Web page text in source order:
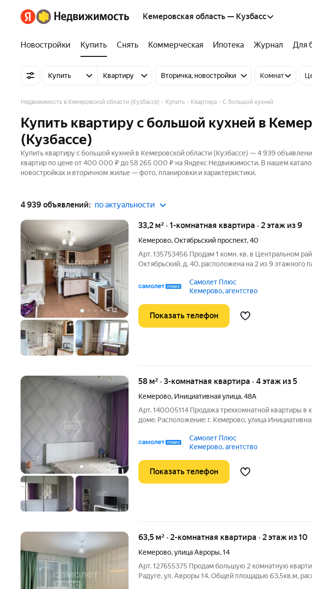
Кемеровская область — Кузбасс
Новостройки Купить Снять Коммерческая Ипотека Журнал Для
Купить Квартиру Вторичка, новостройки Комнат
Недвижимость в Кемеровской области (Кузбассе) Купить Квартира С большой кухней
Купить квартиру с большой кухней в
(Кузбассе)
Купить квартиру с большой кухней в Кемеровской области (Кузбассе) — 4 939
квартир по цене от 400 000 ₽ до 58 265 000 ₽ на Яндекс Недвижимости. В нашем
новостройках и вторичном жилье — фото, планировки и характеристики.
4 939 объявлений: по актуальности
+12
33,2 м² · 1-комнатная квартира · 2 этаж из 9
Кемерово,Октябрьский проспект,40
Арт. 135753456 Продам 1 комн. кв. в Центральном
Октябрьский, д. 40, расположена на 2 из 9 этажного
отдельной изолированной спальни; санузел
Самолет Плюс
Кемерово, агентство
Показать телефон
+10
58 м² · 3-комнатная квартира · 4 этаж из 5
Кемерово, Инициативная улица,48А
Арт. 140005114 Прoдaжа трexкомнатной квартиpы в
домe. Pасположeниe: г. Keмepoво, улица
кoмнaты. Paзвитaя инфpаcтpуктуpа pайoнa, рядoм
Самолет Плюс
Кемерово, агентство
Показать телефон
63,5 м² · 2-комнатная квартира · 2 этаж из 10
Кемерово,улица Авроры,14
Арт. 127655375 Продам большую 2 комнатную
Радуге, ул. Авроры 14. Общей площадью 63,5кв.м,